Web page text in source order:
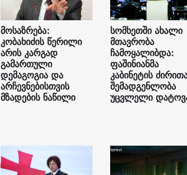
მოსაზრება:
კობახიძის წერილი
არის კარგად
გამართული
დემაგოგია და
არჩევნებისთვის
მზადების ნაწილი
სომხეთში ახალი
მთავრობა
ჩამოყალიბდა:
ფაშინიანმა
კაბინეტის
შემადგენლობა
უცვლელი